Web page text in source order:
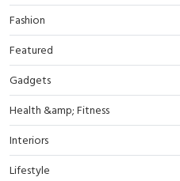
Fashion
Featured
Gadgets
Health &amp; Fitness
Interiors
Lifestyle